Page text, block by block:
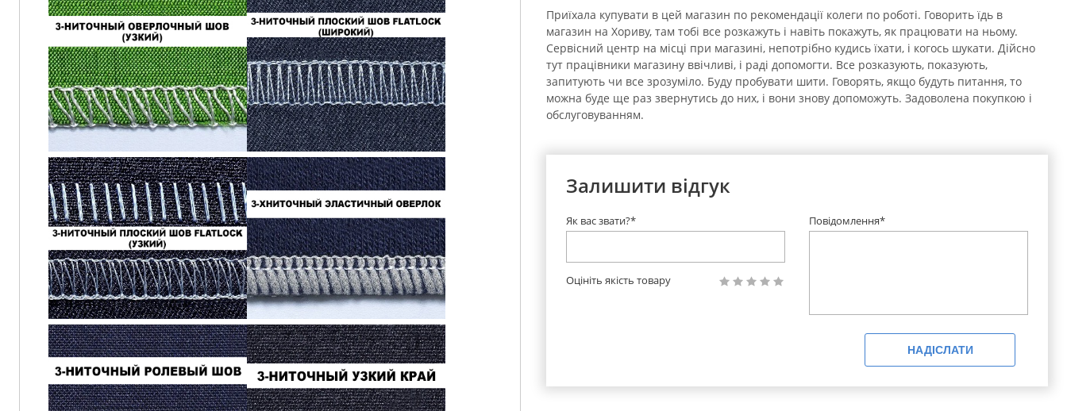
Приїхала купувати в цей магазин по рекомендації колеги по роботі. Говорить їдь в
магазин на Хориву, там тобі все розкажуть і навіть покажуть, як працювати на ньому.
Сервісний центр на місці при магазині, непотрібно кудись їхати, і когось шукати. Дійсно
тут працівники магазину ввічливі, і раді допомогти. Все розказують, показують,
запитують чи все зрозуміло. Буду пробувати шити. Говорять, якщо будуть питання, то
можна буде ще раз звернутись до них, і вони знову допоможуть. Задоволена покупкою і
обслуговуванням.
Залишити відгук
Повідомлення*
Як вас звати?*
Оцініть якість товару
НАДІСЛАТИ